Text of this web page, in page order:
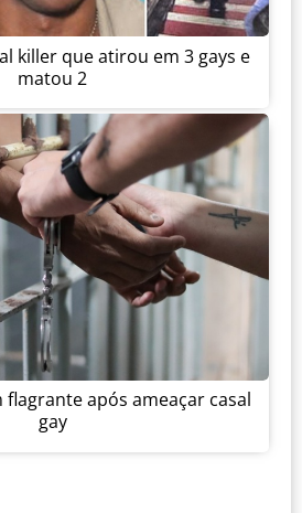
killer que atirou em 3 gays e
matou 2
após ameaçar casal
gay